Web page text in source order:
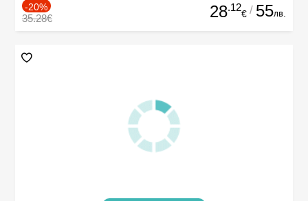
-20%
35.28€ 28.12
€ / 55лв.